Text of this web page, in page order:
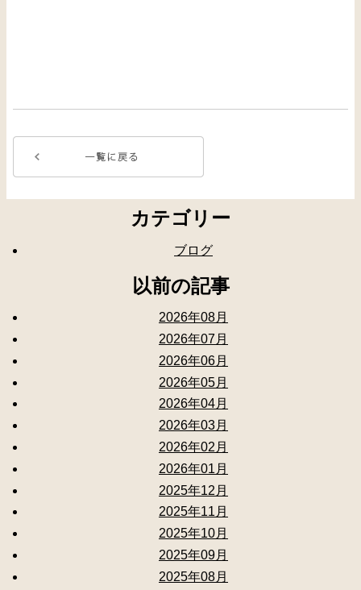
カテゴリー
ブログ
以前の記事
2026年08月
2026年07月
2026年06月
2026年05月
2026年04月
2026年03月
2026年02月
2026年01月
2025年12月
2025年11月
2025年10月
2025年09月
2025年08月